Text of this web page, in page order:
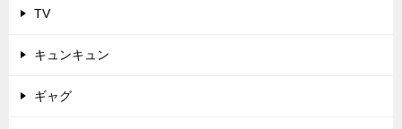
TV
キュンキュン
ギャグ